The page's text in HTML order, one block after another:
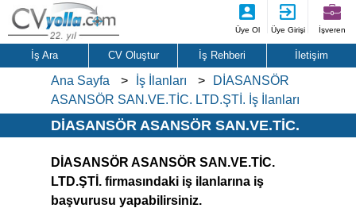
Üye Ol Üye Girişi İşveren
İş Ara CV Oluştur İş Rehberi İletişim
Ana Sayfa İş İlanları
DİASANSÖR
ASANSÖR SAN.VE.TİC. LTD.ŞTİ. İş İlanları
DİASANSÖR ASANSÖR SAN.VE.TİC.
DİASANSÖR ASANSÖR SAN.VE.TİC.
LTD.ŞTİ. firmasındaki iş ilanlarına iş
başvurusu yapabilirsiniz.